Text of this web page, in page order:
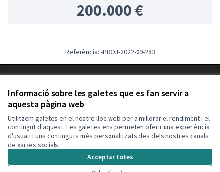
Informació sobre les galetes que es fan servir a
aquesta pàgina web
Utilitzem galetes en el nostre lloc web per a millorar el rendiment i el
contingut d'aquest. Les galetes ens permeten oferir una experiència
d'usuari i uns continguts més personalitzats des dels nostres canals
de xarxes socials.
Acceptar totes
200.000 €
Referència: -PROJ-2022-09-283
Configuració de les galetes
Decidim Calafell a X
(Enllaç extern)
Decidim Calafell a Facebook
(Enllaç extern)
Decidim Calafell a YouTube
(Enllaç extern)
Decidim Calafell a GitHub
(Enllaç extern)
(Enllaç extern)programari lliure
(Enllaç extern)
.